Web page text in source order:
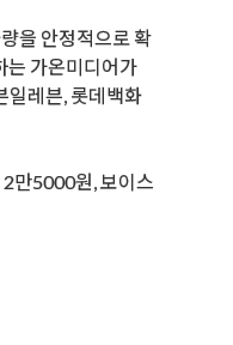
을 안정적으로 확
는 가온미디어가
일레븐, 롯데백화
만5000원, 보이스